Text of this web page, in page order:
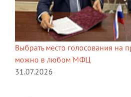
Выбрать место голосования на
можно в любом МФЦ
31.07.2026